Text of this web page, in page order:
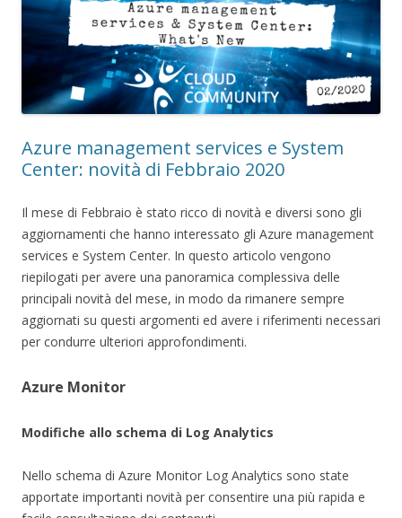
Azure management services e System
Center: novità di Febbraio 2020
Il mese di Febbraio è stato ricco di novità e diversi sono gli
aggiornamenti che hanno interessato gli Azure management
services e System Center. In questo articolo vengono
riepilogati per avere una panoramica complessiva delle
principali novità del mese, in modo da rimanere sempre
aggiornati su questi argomenti ed avere i riferimenti necessari
per condurre ulteriori approfondimenti.
Azure Monitor
Modifiche allo schema di Log Analytics
Nello schema di Azure Monitor Log Analytics sono state
apportate importanti novità per consentire una più rapida e